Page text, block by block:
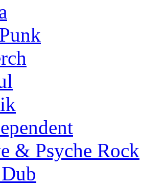
& Psyche Rock